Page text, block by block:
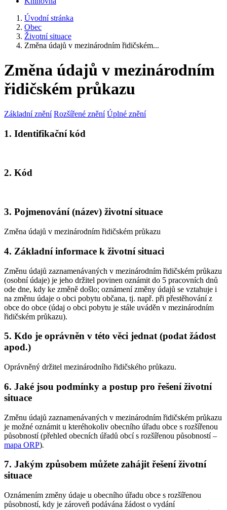
Úvodní stránka
Obec
Životní situace
Změna údajů v mezinárodním řidičském...
Změna údajů v mezinárodním
řidičském průkazu
Základní znění Rozšířené znění Úplné znění
1. Identifikační kód
2. Kód
3. Pojmenování (název) životní situace
Změna údajů v mezinárodním řidičském průkazu
4. Základní informace k životní situaci
Změnu údajů zaznamenávaných v mezinárodním řidičském průkazu
(osobní údaje) je jeho držitel povinen oznámit do 5 pracovních dnů
ode dne, kdy ke změně došlo; oznámení změny údajů se vztahuje i
na změnu údaje o obci pobytu občana, tj. např. při přestěhování z
obce do obce (údaj o obci pobytu je stále uváděn v mezinárodním
řidičském průkazu).
5. Kdo je oprávněn v této věci jednat (podat žádost
apod.)
Oprávněný držitel mezinárodního řidičského průkazu.
6. Jaké jsou podmínky a postup pro řešení životní
situace
Změnu údajů zaznamenávaných v mezinárodním řidičském průkazu
je možné oznámit u kteréhokoliv obecního úřadu obce s rozšířenou
působností (přehled obecních úřadů obcí s rozšířenou působností –
mapa ORP).
7. Jakým způsobem můžete zahájit řešení životní
situace
Oznámením změny údaje u obecního úřadu obce s rozšířenou
působností, kdy je zároveň podávána žádost o vydání